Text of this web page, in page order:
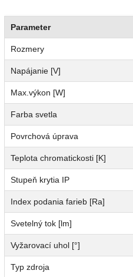
Parameter
Rozmery
Napájanie [V]
Max.výkon [W]
Farba svetla
Povrchová úprava
Teplota chromatickosti [K]
Stupeň krytia IP
Index podania farieb [Ra]
Svetelný tok [lm]
Vyžarovací uhol [°]
Typ zdroja